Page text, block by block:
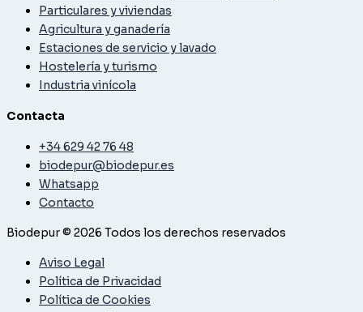
Particulares y viviendas
Agricultura y ganadería
Estaciones de servicio y lavado
Hostelería y turismo
Industria vinícola
Contacta
+34 629 42 76 48
biodepur@biodepur.es
Whatsapp
Contacto
Biodepur © 2026 Todos los derechos reservados
Aviso Legal
Política de Privacidad
Política de Cookies